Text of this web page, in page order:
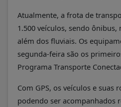
Atualmente, a frota de
1.500 veículos, sendo ônibus,
além dos fluviais. Os
segunda-feira são os
Programa Transporte
Com GPS, os veículos e suas
podendo ser acompanhados